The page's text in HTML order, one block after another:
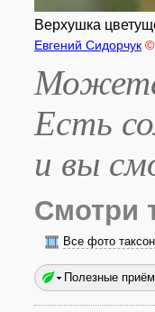
Верхушка
Евгений Сидорчук ©
Можете
Есть
и вы
Смотри
Все фото
Полезные